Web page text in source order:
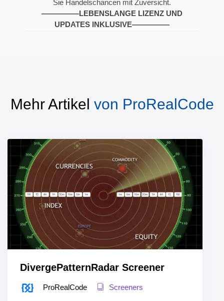
Sie Handelschancen mit Zuversicht.
—————LEBENSLANGE LIZENZ UND
UPDATES INKLUSIVE—————
Mehr Artikel von ProRealCode
DivergePatternRadar Screener
ProRealCode Screeners